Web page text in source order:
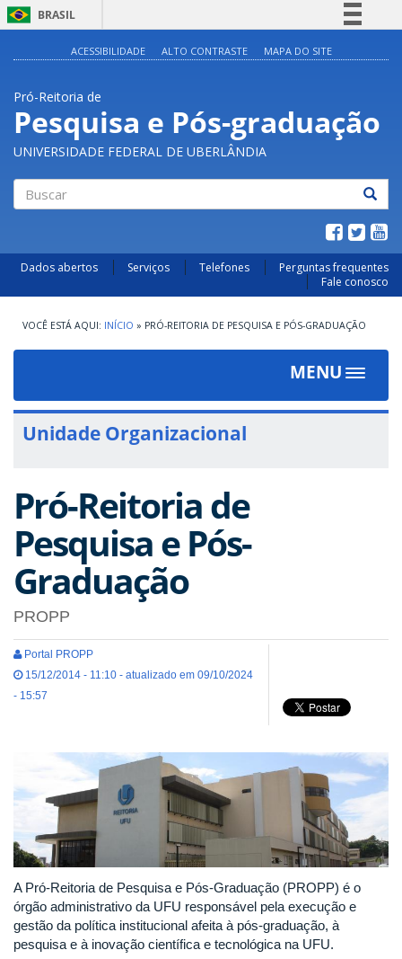
BRASIL
Acesso à informação
Legislação
Canais
ACESSIBILIDADE ALTO CONTRASTE MAPA DO SITE
Pró-Reitoria de
Pesquisa e Pós-graduação
UNIVERSIDADE FEDERAL DE UBERLÂNDIA
Dados abertos Serviços Telefones
Perguntas frequentes
Fale conosco
INÍCIO » PRÓ-REITORIA DE PESQUISA E PÓS-GRADUAÇÃO
MENU
Toggle
Unidade Organizacional
Pró-Reitoria de
Pesquisa e Pós-
Graduação
PROPP
Portal PROPP
15/12/2014 - 11:10 - atualizado em 09/10/2024
- 15:57
A Pró-Reitoria de Pesquisa e Pós-Graduação (PROPP) é o
órgão administrativo da UFU responsável pela execução e
gestão da política institucional afeita à pós-graduação, à
pesquisa e à inovação científica e tecnológica na UFU.